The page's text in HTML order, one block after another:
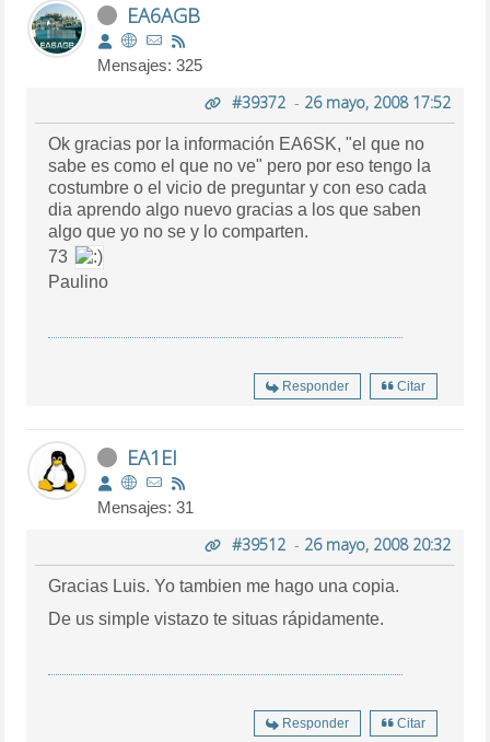
EA6AGB
Mensajes: 325
#39372- 26 mayo, 2008 17:52
Ok gracias por la información EA6SK, "el que no
sabe es como el que no ve" pero por eso tengo la
costumbre o el vicio de preguntar y con eso cada
dia aprendo algo nuevo gracias a los que saben
algo que yo no se y lo comparten.
73
Paulino
Responder Citar
EA1EI
Mensajes: 31
#39512- 26 mayo, 2008 20:32
Gracias Luis. Yo tambien me hago una copia.
De us simple vistazo te situas rápidamente.
Responder Citar